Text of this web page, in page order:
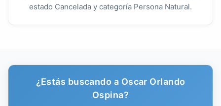
estado Cancelada y categoría Persona Natural.
¿Estás buscando a Oscar Orlando
Ospina?